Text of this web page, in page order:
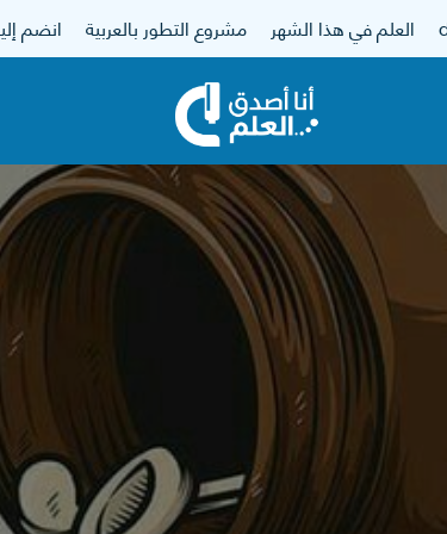
العلم في هذا الشهر مشروع التطور بالعربية انضم